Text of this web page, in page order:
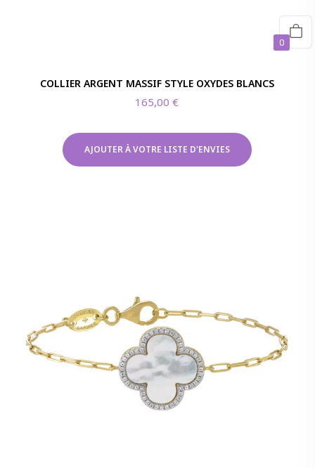
COLLIER ARGENT MASSIF STYLE OXYDES BLANCS
165,00€
AJOUTER À VOTRE LISTE D'ENVIES
0